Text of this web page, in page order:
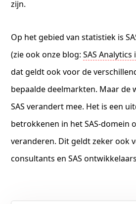
zijn.
Op het gebied van statistiek is
(zie ook onze blog:SAS
dat geldt ook voor de
bepaalde deelmarkten. Maar de
SAS verandert mee. Het is een
betrokkenen in het SAS-domein
veranderen. Dit geldt zeker ook
consultants en SAS